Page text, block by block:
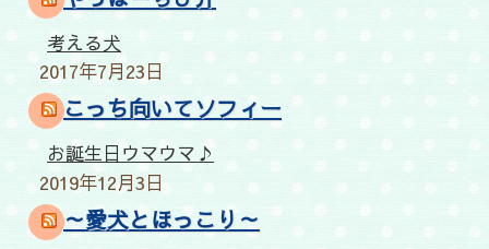
考える犬
2017年7月23日
こっち向いてソフィー
お誕生日ウマウマ♪
2019年12月3日
～愛犬とほっこり～